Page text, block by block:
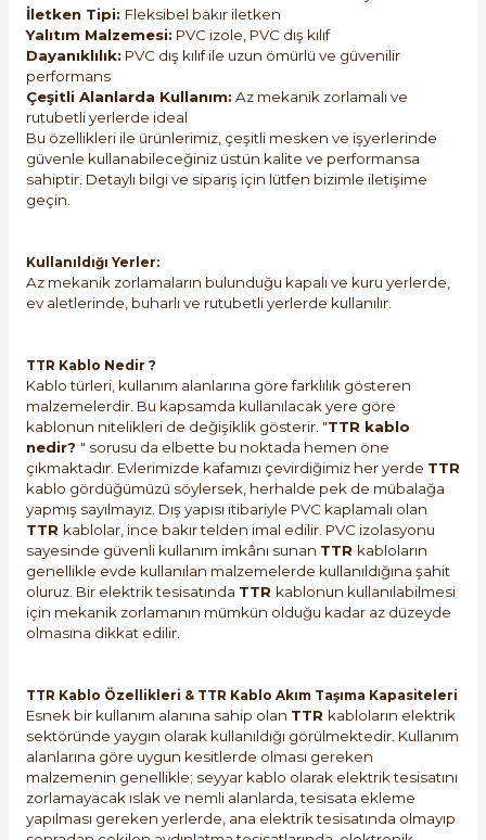
İletken Tipi: Fleksibel bakır iletken
Yalıtım Malzemesi: PVC izole, PVC dış kılıf
Dayanıklılık: PVC dış kılıf ile uzun ömürlü ve güvenilir
performans
Çeşitli Alanlarda Kullanım: Az mekanik zorlamalı ve
rutubetli yerlerde ideal
Bu özellikleri ile ürünlerimiz, çeşitli mesken ve işyerlerinde
güvenle kullanabileceğiniz üstün kalite ve performansa
sahiptir. Detaylı bilgi ve sipariş için lütfen bizimle iletişime
geçin.
Kullanıldığı Yerler:
Az mekanik zorlamaların bulunduğu kapalı ve kuru yerlerde,
ev aletlerinde, buharlı ve rutubetli yerlerde kullanılır.
TTR Kablo Nedir ?
Kablo türleri, kullanım alanlarına göre farklılık gösteren
malzemelerdir. Bu kapsamda kullanılacak yere göre
kablonun nitelikleri de değişiklik gösterir. "TTR kablo
nedir? " sorusu da elbette bu noktada hemen öne
çıkmaktadır. Evlerimizde kafamızı çevirdiğimiz her yerde TTR
kablo gördüğümüzü söylersek, herhalde pek de mübalağa
yapmış sayılmayız. Dış yapısı itibariyle PVC kaplamalı olan
TTR kablolar, ince bakır telden imal edilir. PVC izolasyonu
sayesinde güvenli kullanım imkânı sunan TTR kabloların
genellikle evde kullanılan malzemelerde kullanıldığına şahit
oluruz. Bir elektrik tesisatında TTR kablonun kullanılabilmesi
için mekanik zorlamanın mümkün olduğu kadar az düzeyde
olmasına dikkat edilir.
TTR Kablo Özellikleri & TTR Kablo Akım Taşıma Kapasiteleri
Esnek bir kullanım alanına sahip olan TTR kabloların elektrik
sektöründe yaygın olarak kullanıldığı görülmektedir. Kullanım
alanlarına göre uygun kesitlerde olması gereken
malzemenin genellikle; seyyar kablo olarak elektrik tesisatını
zorlamayacak ıslak ve nemli alanlarda, tesisata ekleme
yapılması gereken yerlerde, ana elektrik tesisatında olmayıp